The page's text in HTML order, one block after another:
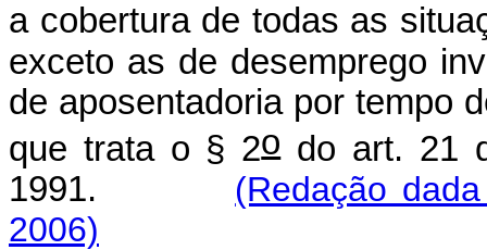
a cobertura de todas as
exceto as de desemprego
de aposentadoria por tempo
que trata o § 2odo art. 21
1991. (Redação
2006)